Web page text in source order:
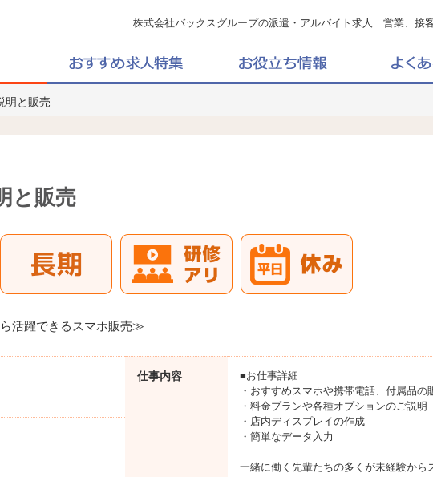
株式会社バックスグループの派遣・アルバイト求人 営業、接
明と販売
と販売
活躍できるスマホ販売≫
仕事内容
■お仕事詳細
・おすすめスマホや携帯電話、付属品の
・料金プランや各種オプションのご説明
・店内ディスプレイの作成
・簡単なデータ入力
一緒に働く先輩たちの多くが未経験から